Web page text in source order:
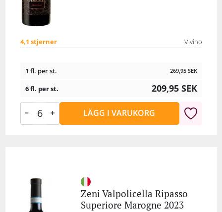
4,1 stjerner Vivino
1 fl. per st. 269,95 SEK
6 fl. per st. 209,95 SEK
LÄGG I VARUKORG
Zeni Valpolicella Ripasso
Superiore Marogne 2023